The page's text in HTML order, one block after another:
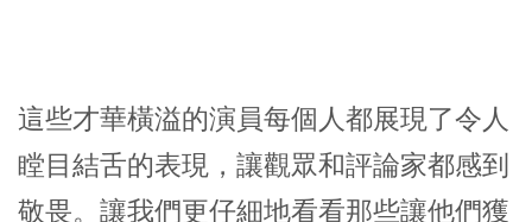
這些才華橫溢的演員每個人都展現了令人
瞠目結舌的表現，讓觀眾和評論家都感到
敬畏。讓我們更仔細地看看那些讓他們獲